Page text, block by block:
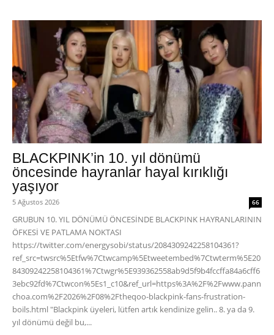
BLACKPINK’in 10. yıl dönümü
öncesinde hayranlar hayal kırıklığı
yaşıyor
5 Ağustos 2026 66
GRUBUN 10. YIL DÖNÜMÜ ÖNCESİNDE BLACKPINK HAYRANLARININ
ÖFKESİ VE PATLAMA NOKTASI
https://twitter.com/energysobi/status/2084309242258104361?
ref_src=twsrc%5Etfw%7Ctwcamp%5Etweetembed%7Ctwterm%5E20
84309242258104361%7Ctwgr%5E939362558ab9d5f9b4fccffa84a6cff6
3ebc92fd%7Ctwcon%5Es1_c10&ref_url=https%3A%2F%2Fwww.pann
choa.com%2F2026%2F08%2Ftheqoo-blackpink-fans-frustration-
boils.html "Blackpink üyeleri, lütfen artık kendinize gelin.. 8. ya da 9.
yıl dönümü değil bu,...